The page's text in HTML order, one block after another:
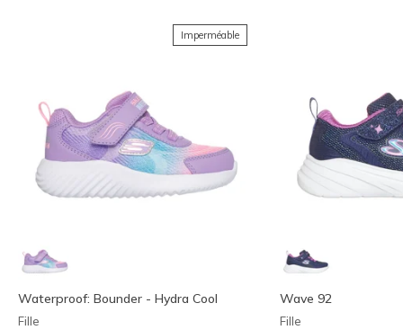
Imperméable
Waterproof: Bounder - Hydra Cool
Fille
Wave 92
Fille